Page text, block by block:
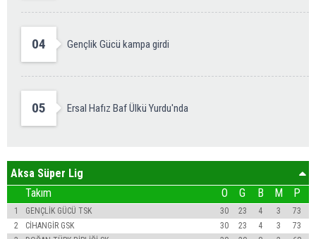
04 Gençlik Gücü kampa girdi
05 Ersal Hafız Baf Ülkü Yurdu'nda
Aksa Süper Lig
Takım
O G B M P
1 GENÇLİK GÜCÜ TSK 30 23 4 3
73
2
CİHANGİR GSK 30 23 4 3
73